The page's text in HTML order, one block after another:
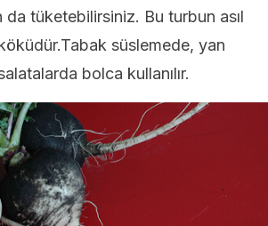
tüketebilirsiniz. Bu turbun asıl
köküdür.Tabak süslemede, yan
bolca kullanılır.